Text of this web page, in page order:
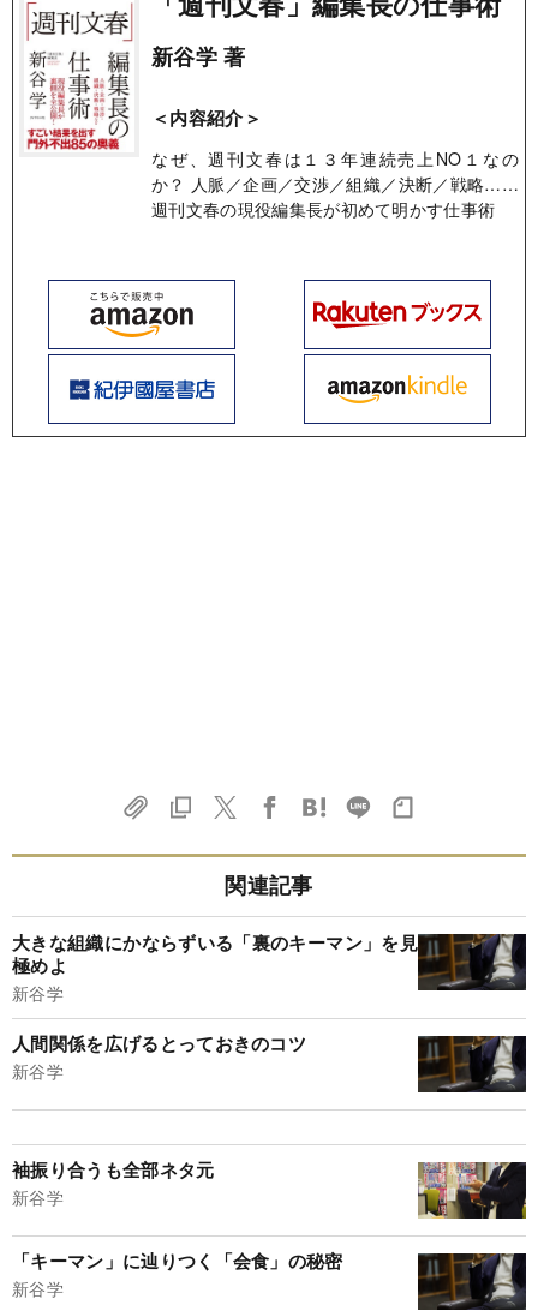
新谷学 著
＜内容紹介＞
なぜ、週刊文春は１３年連続売上NO１なの
か？ 人脈／企画／交渉／組織／決断／戦略……
週刊文春の現役編集長が初めて明かす仕事術
関連記事
大きな組織にかならずいる「裏のキーマン」を見
極めよ
新谷学
人間関係を広げるとっておきのコツ
新谷学
袖振り合うも全部ネタ元
新谷学
「キーマン」に辿りつく「会食」の秘密
新谷学